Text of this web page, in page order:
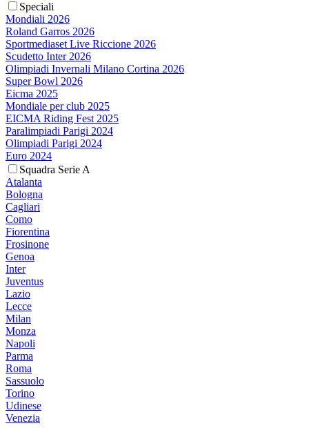
Speciali
Mondiali 2026
Roland Garros 2026
Sportmediaset Live Riccione 2026
Scudetto Inter 2026
Olimpiadi Invernali Milano Cortina 2026
Super Bowl 2026
Eicma 2025
Mondiale per club 2025
EICMA Riding Fest 2025
Paralimpiadi Parigi 2024
Olimpiadi Parigi 2024
Euro 2024
Squadra Serie A
Atalanta
Bologna
Cagliari
Como
Fiorentina
Frosinone
Genoa
Inter
Juventus
Lazio
Lecce
Milan
Monza
Napoli
Parma
Roma
Sassuolo
Torino
Udinese
Venezia